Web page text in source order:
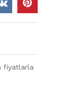
fiyatlarla